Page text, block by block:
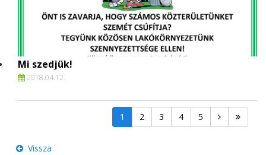
Mi szedjük!
2018.04.12.
1 2 3 4 5
Vissza